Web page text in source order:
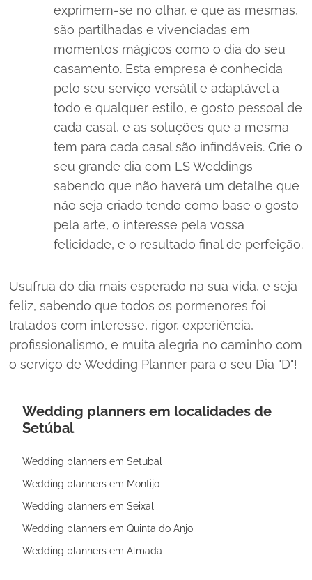
exprimem-se no olhar, e que as mesmas,
são partilhadas e vivenciadas em
momentos mágicos como o dia do seu
casamento. Esta empresa é conhecida
pelo seu serviço versátil e adaptável a
todo e qualquer estilo, e gosto pessoal de
cada casal, e as soluções que a mesma
tem para cada casal são infindáveis. Crie o
seu grande dia com LS Weddings
sabendo que não haverá um detalhe que
não seja criado tendo como base o gosto
pela arte, o interesse pela vossa
felicidade, e o resultado final de perfeição.
Usufrua do dia mais esperado na sua vida, e seja
feliz, sabendo que todos os pormenores foi
tratados com interesse, rigor, experiência,
profissionalismo, e muita alegria no caminho com
o serviço de Wedding Planner para o seu Dia "D"!
Wedding planners em localidades de
Setúbal
Wedding planners em Setubal
Wedding planners em Montijo
Wedding planners em Seixal
Wedding planners em Quinta do Anjo
Wedding planners em Almada